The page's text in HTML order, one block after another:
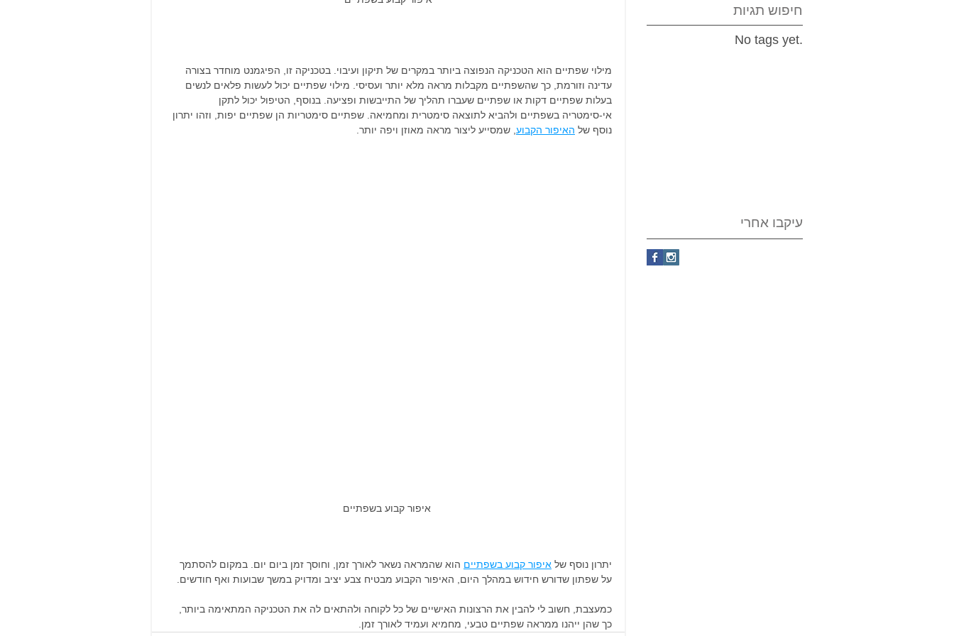
מילוי שפתיים הוא הטכניקה הנפוצה ביותר במקרים של תיקון ועיבוי. בטכניקה זו, הפיגמנט מוחדר בצורה
עדינה וזורמת, כך שהשפתיים מקבלות מראה מלא יותר ועסיסי. מילוי שפתיים יכול לעשות פלאים לנשים
בעלות שפתיים דקות או שפתיים שעברו תהליך של התייבשות ופציעה. בנוסף, הטיפול יכול לתקן
אי-סימטריה בשפתיים ולהביא לתוצאה סימטרית ומחמיאה. שפתיים סימטריות הן שפתיים יפות, וזהו יתרון
נוסף של האיפור הקבוע , שמסייע ליצור מראה מאוזן ויפה יותר.
יתרון נוסף של איפור קבוע בשפתיים הוא שהמראה נשאר לאורך זמן, וחוסך זמן ביום יום. במקום להסתמך
על שפתון שדורש חידוש במהלך היום, האיפור הקבוע מבטיח צבע יציב ומדויק במשך שבועות ואף חודשים.
כמעצבת, חשוב לי להבין את הרצונות האישיים של כל לקוחה ולהתאים לה את הטכניקה המתאימה ביותר,
כך שהן ייהנו ממראה שפתיים טבעי, מחמיא ועמיד לאורך זמן.
חיפוש תגיות
No tags yet.
עיקבו אחרי